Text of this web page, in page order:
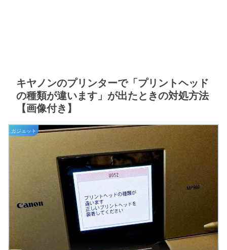
キヤノンのプリンターで「プリントヘッド
の種類が違います」が出たときの対処方法
【画像付き】
ガジェット